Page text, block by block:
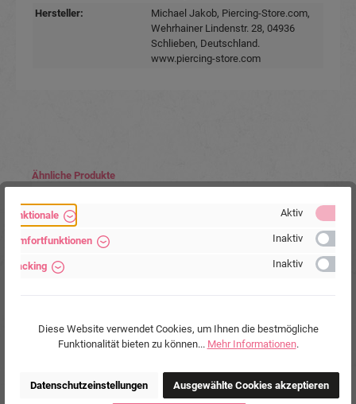
Hersteller:
Michael Jakob, Piercing-Store.com,
Wehrhainer Lindenstr. 28, 04936
Schlieben, Deutschland.
www.piercing-store.com
Produktgalerie überspringen
Ähnliche Produkte
Brustwarzenpiercing aus PMFK Motiv aus Silber
Kristalle weiß Barbell Nippel Piercing Hantel
Funktionale Aktiv
Komfortfunktionen Inaktiv
Tracking Inaktiv
Diese Website verwendet Cookies, um Ihnen die bestmögliche
Funktionalität bieten zu können... Mehr Informationen.
Datenschutzeinstellungen Ausgewählte Cookies akzeptieren